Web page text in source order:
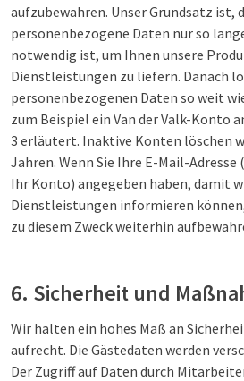
aufzubewahren. Unser Grundsatz ist,
personenbezogene Daten nur so
notwendig ist, um Ihnen unsere
Dienstleistungen zu liefern. Danach
personenbezogenen Daten so weit
zum Beispiel ein Van der Valk-Konto
3 erläutert. Inaktive Konten löschen
Jahren. Wenn Sie Ihre E-Mail-
Ihr Konto) angegeben haben, damit
Dienstleistungen informieren
zu diesem Zweck weiterhin
6. Sicherheit und
Wir halten ein hohes Maß an
aufrecht. Die Gästedaten werden
Der Zugriff auf Daten durch